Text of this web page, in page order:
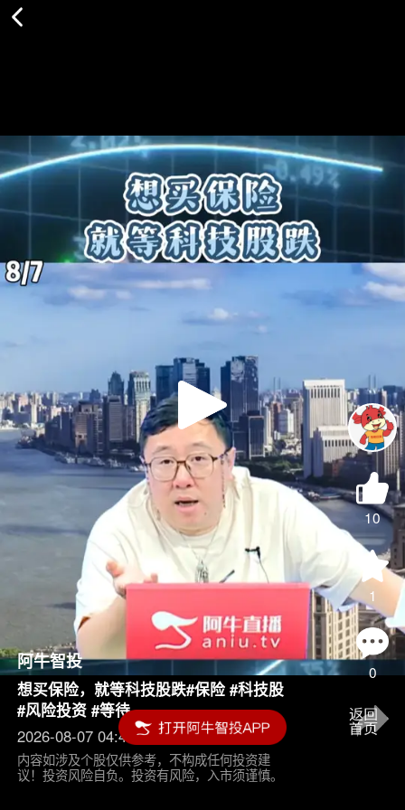
Play
Video
10
1
0
阿牛智投
想买保险，就等科技股跌#保险 #科技股
#风险投资 #等待
2026-08-07 04:45
内容如涉及个股仅供参考，不构成任何投资建
议！投资风险自负。投资有风险，入市须谨慎。